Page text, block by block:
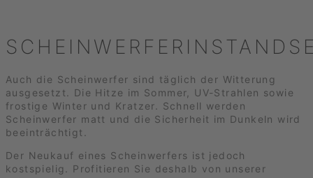
Auch die Scheinwerfer sind täglich der Witterung
ausgesetzt. Die Hitze im Sommer, UV-Strahlen sowie
frostige Winter und Kratzer. Schnell werden
Scheinwerfer matt und die Sicherheit im Dunkeln wird
beeinträchtigt.
Der Neukauf eines Scheinwerfers ist jedoch
kostspielig. Profitieren Sie deshalb von unserer